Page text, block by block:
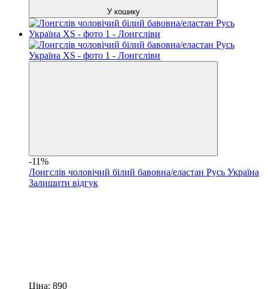
У кошику
-11%
Лонгслів чоловічий білий бавовна/еластан Русь Україна
Залишити відгук
Ціна: 890